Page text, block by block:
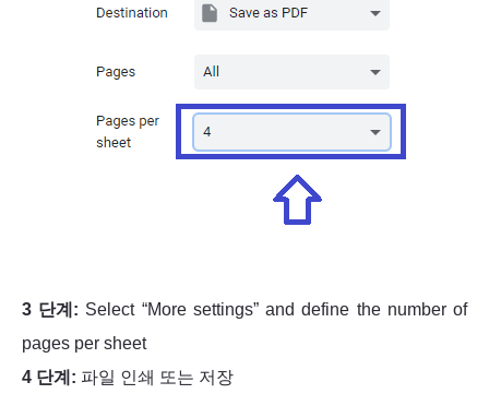
3 단계: Select “More settings” and define the number of
pages per sheet
4 단계: 파일 인쇄 또는 저장